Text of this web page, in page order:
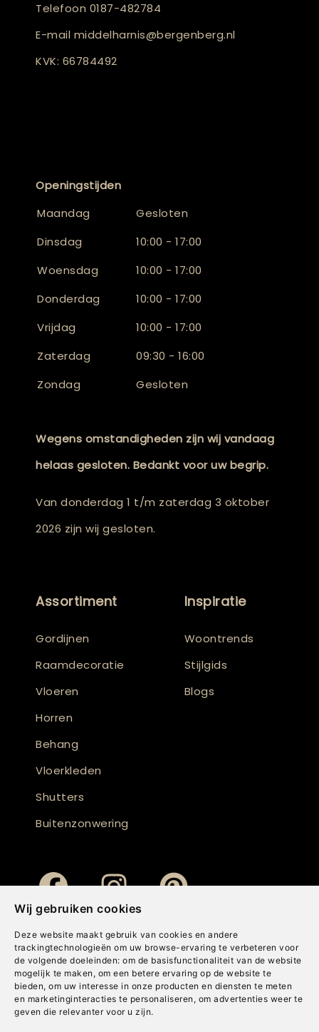
Wij gebruiken cookies
Deze website maakt gebruik van cookies en andere
trackingtechnologieën om uw browse-ervaring te verbeteren voor
de volgende doeleinden: om de basisfunctionaliteit van de website
mogelijk te maken , om een betere ervaring op de website te
bieden, om uw interesse in onze producten en diensten te meten
en marketinginteracties te personaliseren , om advertenties weer te
geven die relevanter voor u zijn.
Telefoon 0187-482784
E-mail middelharnis@bergenberg.nl
KVK: 66784492
Openingstijden
Maandag
Gesloten
Dinsdag
10:00 - 17:00
Woensdag
10:00 - 17:00
Donderdag
10:00 - 17:00
Vrijdag
10:00 - 17:00
Zaterdag
09:30 - 16:00
Zondag
Gesloten
Wegens omstandigheden zijn wij vandaag
helaas gesloten. Bedankt voor uw begrip.
Van donderdag 1 t/m zaterdag 3 oktober
2026 zijn wij gesloten.
Assortiment
Gordijnen
Raamdecoratie
Vloeren
Horren
Behang
Vloerkleden
Shutters
Buitenzonwering
Inspiratie
Woontrends
Stijlgids
Blogs